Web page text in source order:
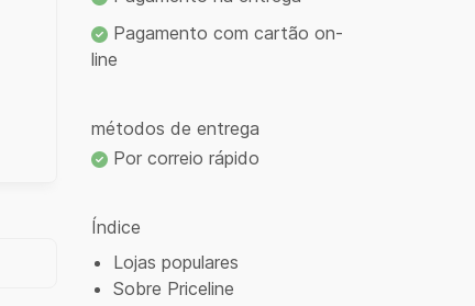
Pagamento com cartão on-
line
métodos de entrega
Por correio rápido
Índice
Lojas populares
Sobre Priceline